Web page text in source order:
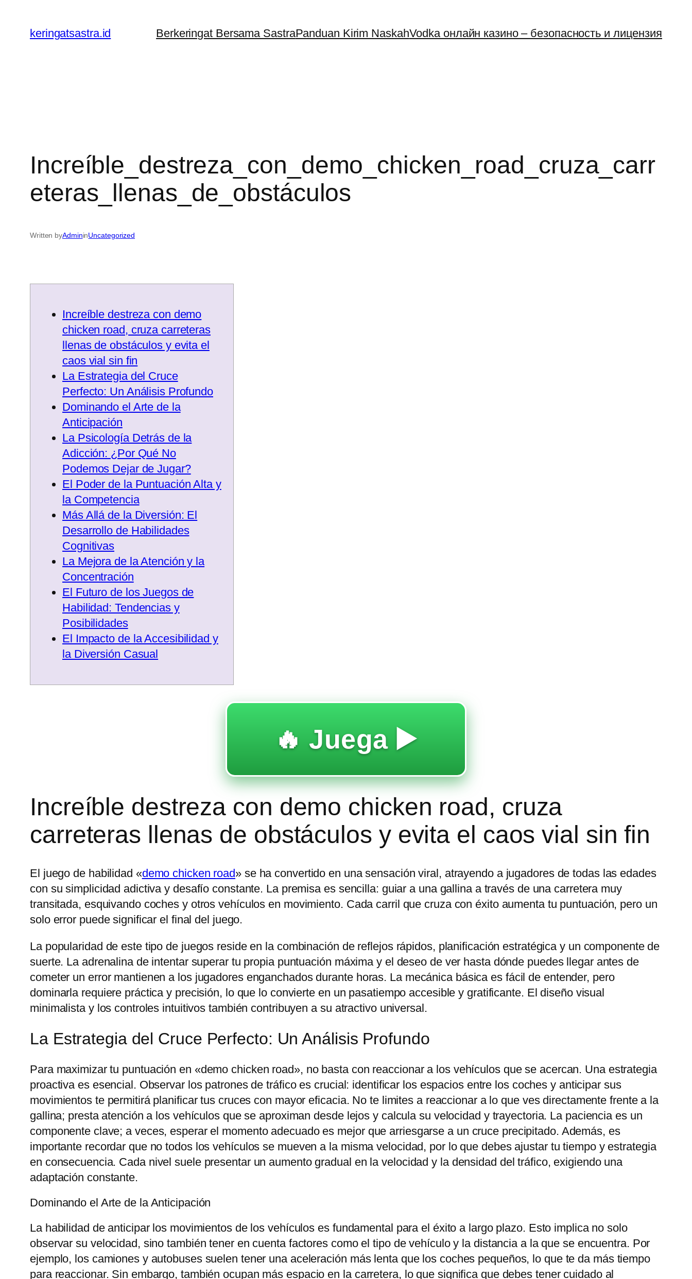
konten
keringatsastra.id Berkeringat Bersama SastraPanduan Kirim NaskahVodka онлайн казино – безопасность и лицензия
Increíble_destreza_con_demo_chicken_road_cruza_carr
eteras_llenas_de_obstáculos
Written byAdmininUncategorized
Increíble destreza con demo
chicken road, cruza carreteras
llenas de obstáculos y evita el
caos vial sin fin
La Estrategia del Cruce
Perfecto: Un Análisis Profundo
Dominando el Arte de la
Anticipación
La Psicología Detrás de la
Adicción: ¿Por Qué No
Podemos Dejar de Jugar?
El Poder de la Puntuación Alta y
la Competencia
Más Allá de la Diversión: El
Desarrollo de Habilidades
Cognitivas
La Mejora de la Atención y la
Concentración
El Futuro de los Juegos de
Habilidad: Tendencias y
Posibilidades
El Impacto de la Accesibilidad y
la Diversión Casual
🔥 Juega ▶️
Increíble destreza con demo chicken road, cruza
carreteras llenas de obstáculos y evita el caos vial sin fin
El juego de habilidad «demo chicken road» se ha convertido en una sensación viral, atrayendo a jugadores de todas las edades
con su simplicidad adictiva y desafío constante. La premisa es sencilla: guiar a una gallina a través de una carretera muy
transitada, esquivando coches y otros vehículos en movimiento. Cada carril que cruza con éxito aumenta tu puntuación, pero un
solo error puede significar el final del juego.
La popularidad de este tipo de juegos reside en la combinación de reflejos rápidos, planificación estratégica y un componente de
suerte. La adrenalina de intentar superar tu propia puntuación máxima y el deseo de ver hasta dónde puedes llegar antes de
cometer un error mantienen a los jugadores enganchados durante horas. La mecánica básica es fácil de entender, pero
dominarla requiere práctica y precisión, lo que lo convierte en un pasatiempo accesible y gratificante. El diseño visual
minimalista y los controles intuitivos también contribuyen a su atractivo universal.
La Estrategia del Cruce Perfecto: Un Análisis Profundo
Para maximizar tu puntuación en «demo chicken road», no basta con reaccionar a los vehículos que se acercan. Una estrategia
proactiva es esencial. Observar los patrones de tráfico es crucial: identificar los espacios entre los coches y anticipar sus
movimientos te permitirá planificar tus cruces con mayor eficacia. No te limites a reaccionar a lo que ves directamente frente a la
gallina; presta atención a los vehículos que se aproximan desde lejos y calcula su velocidad y trayectoria. La paciencia es un
componente clave; a veces, esperar el momento adecuado es mejor que arriesgarse a un cruce precipitado. Además, es
importante recordar que no todos los vehículos se mueven a la misma velocidad, por lo que debes ajustar tu tiempo y estrategia
en consecuencia. Cada nivel suele presentar un aumento gradual en la velocidad y la densidad del tráfico, exigiendo una
adaptación constante.
Dominando el Arte de la Anticipación
La habilidad de anticipar los movimientos de los vehículos es fundamental para el éxito a largo plazo. Esto implica no solo
observar su velocidad, sino también tener en cuenta factores como el tipo de vehículo y la distancia a la que se encuentra. Por
ejemplo, los camiones y autobuses suelen tener una aceleración más lenta que los coches pequeños, lo que te da más tiempo
para reaccionar. Sin embargo, también ocupan más espacio en la carretera, lo que significa que debes tener cuidado al